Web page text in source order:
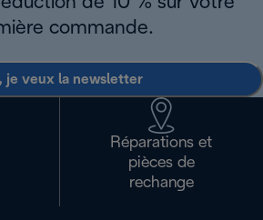
commande.
je veux la newsletter
Réparations et
pièces de
rechange